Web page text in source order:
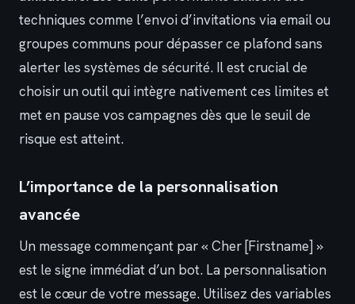
techniques comme l’envoi d’invitations via email ou
groupes communs pour dépasser ce plafond sans
alerter les systèmes de sécurité. Il est crucial de
choisir un outil qui intègre nativement ces limites et
met en pause vos campagnes dès que le seuil de
risque est atteint.
L’importance de la personnalisation
avancée
Un message commençant par « Cher [Firstname] »
est le signe immédiat d’un bot. La personnalisation
est le cœur de votre message. Utilisez des variables